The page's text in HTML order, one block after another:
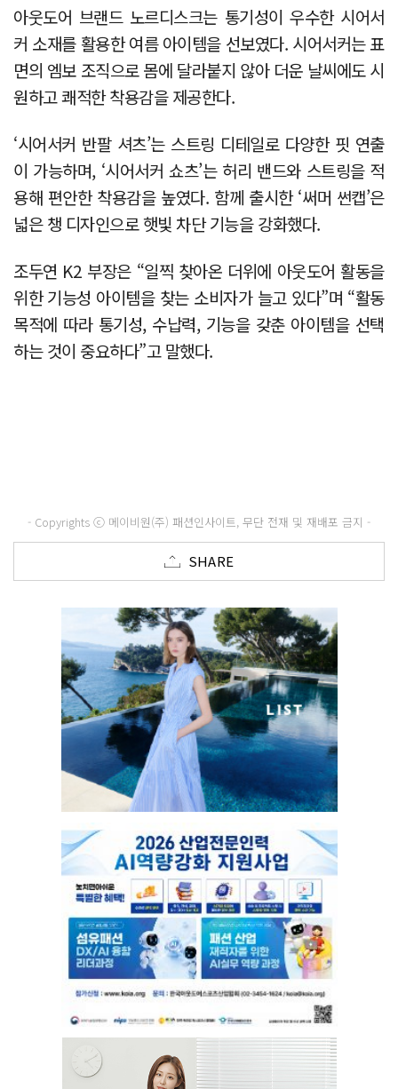
아웃도어 브랜드 노르디스크는 통기성이 우수한 시어서
커 소재를 활용한 여름 아이템을 선보였다. 시어서커는 표
면의 엠보 조직으로 몸에 달라붙지 않아 더운 날씨에도 시
원하고 쾌적한 착용감을 제공한다.
‘시어서커 반팔 셔츠’는 스트링 디테일로 다양한 핏 연출
이 가능하며, ‘시어서커 쇼츠’는 허리 밴드와 스트링을 적
용해 편안한 착용감을 높였다. 함께 출시한 ‘써머 썬캡’은
넓은 챙 디자인으로 햇빛 차단 기능을 강화했다.
조두연 K2 부장은 “일찍 찾아온 더위에 아웃도어 활동을
위한 기능성 아이템을 찾는 소비자가 늘고 있다”며 “활동
목적에 따라 통기성, 수납력, 기능을 갖춘 아이템을 선택
하는 것이 중요하다”고 말했다.
- Copyrights ⓒ 메이비원(주) 패션인사이트, 무단 전재 및 재배포 금지 -
SHARE